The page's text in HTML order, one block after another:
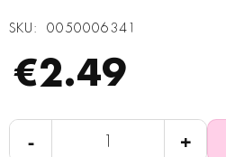
SKU 0050006341
€2.49
- +
springen